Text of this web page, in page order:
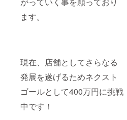
ます。
現在、店舗としてさらなる
発展を遂げるためネクスト
ゴールとして400万円に挑戦
中です！